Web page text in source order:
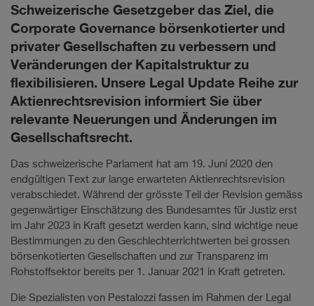
Schweizerische Gesetzgeber das Ziel, die
Corporate Governance börsenkotierter und
privater Gesellschaften zu verbessern und
Veränderungen der Kapitalstruktur zu
flexibilisieren. Unsere Legal Update Reihe zur
Aktienrechtsrevision informiert Sie über
relevante Neuerungen und Änderungen im
Gesellschaftsrecht.
Das schweizerische Parlament hat am 19. Juni 2020 den
endgültigen Text zur lange erwarteten Aktienrechtsrevision
verabschiedet. Während der grösste Teil der Revision gemäss
gegenwärtiger Einschätzung des Bundesamtes für Justiz erst
im Jahr 2023 in Kraft gesetzt werden kann, sind wichtige neue
Bestimmungen zu den Geschlechterrichtwerten bei grossen
börsenkotierten Gesellschaften und zur Transparenz im
Rohstoffsektor bereits per 1. Januar 2021 in Kraft getreten.
Die Spezialisten von Pestalozzi fassen im Rahmen der Legal